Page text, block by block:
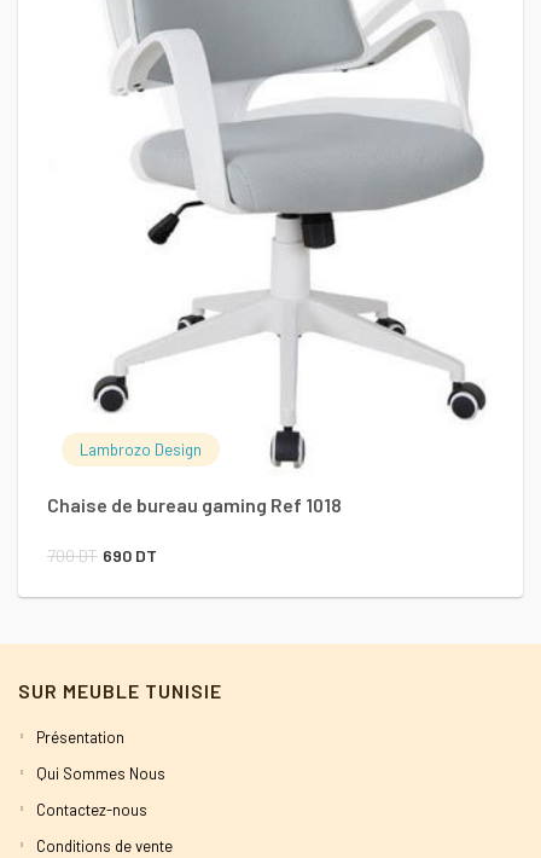
Lambrozo Design
Chaise de bureau gaming Ref 1018
700DT Le
700 DT.
690 DT
690 DT.
SUR MEUBLE TUNISIE
Présentation
Qui Sommes Nous
Contactez-nous
Conditions de vente